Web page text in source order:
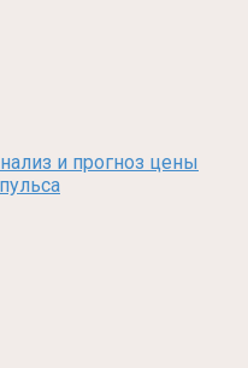
и прогноз цены